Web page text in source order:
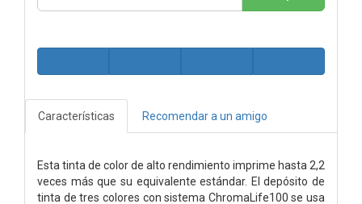
Características Recomendar a un amigo
Esta tinta de color de alto rendimiento imprime hasta 2,2
veces más que su equivalente estándar. El depósito de
tinta de tres colores con sistema ChromaLife100 se usa